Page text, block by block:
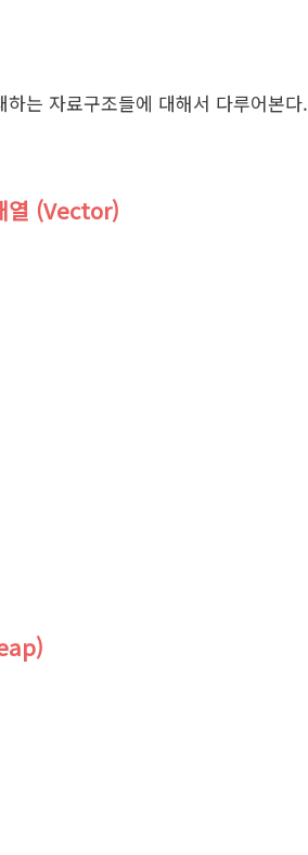
는 자료구조들에 대해서 다루어본다.
열 (Vector)